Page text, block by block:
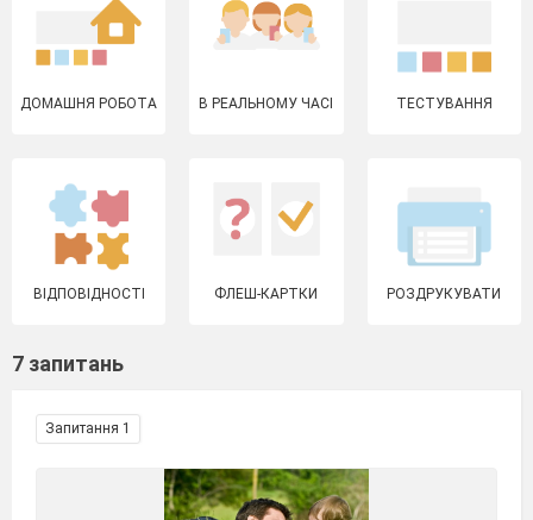
ДОМАШНЯ РОБОТА В РЕАЛЬНОМУ ЧАСІ ТЕСТУВАННЯ
ВІДПОВІДНОСТІ ФЛЕШ-КАРТКИ РОЗДРУКУВАТИ
7 запитань
Запитання 1